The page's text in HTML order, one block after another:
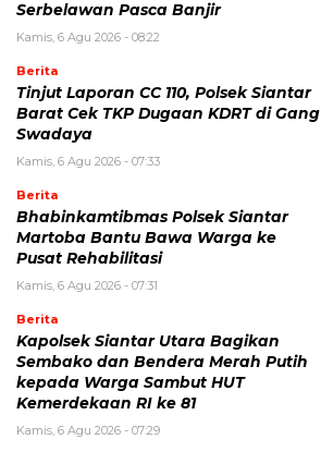
Serbelawan Pasca Banjir
Kamis, 6 Agu 2026 - 08:22
Berita
Tinjut Laporan CC 110, Polsek Siantar
Barat Cek TKP Dugaan KDRT di Gang
Swadaya
Kamis, 6 Agu 2026 - 07:33
Berita
Bhabinkamtibmas Polsek Siantar
Martoba Bantu Bawa Warga ke
Pusat Rehabilitasi
Kamis, 6 Agu 2026 - 07:31
Berita
Kapolsek Siantar Utara Bagikan
Sembako dan Bendera Merah Putih
kepada Warga Sambut HUT
Kemerdekaan RI ke 81
Kamis, 6 Agu 2026 - 07:29